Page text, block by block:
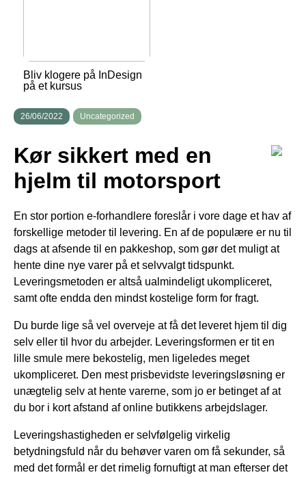
Bliv klogere på InDesign
på et kursus
26/06/2022 Uncategorized
Kør sikkert med en
hjelm til motorsport
En stor portion e-forhandlere foreslår i vore dage et hav af
forskellige metoder til levering. En af de populære er nu til
dags at afsende til en pakkeshop, som gør det muligt at
hente dine nye varer på et selvvalgt tidspunkt.
Leveringsmetoden er altså ualmindeligt ukompliceret,
samt ofte endda den mindst kostelige form for fragt.
Du burde lige så vel overveje at få det leveret hjem til dig
selv eller til hvor du arbejder. Leveringsformen er tit en
lille smule mere bekostelig, men ligeledes meget
ukompliceret. Den mest prisbevidste leveringsløsning er
unægtelig selv at hente varerne, som jo er betinget af at
du bor i kort afstand af online butikkens arbejdslager.
Leveringshastigheden er selvfølgelig virkelig
betydningsfuld når du behøver varen om få sekunder, så
med det formål er det rimelig fornuftigt at man efterser det